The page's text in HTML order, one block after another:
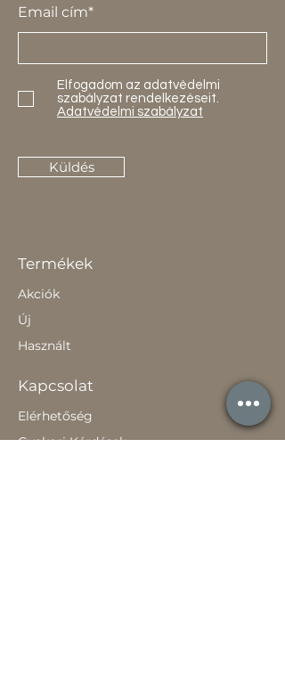
Email cím*
Elfogadom az adatvédelmi
szabályzat rendelkezéseit.
Adatvédelmi szabályzat
Küldés
Termékek
Akciók
Új
Használt
Kapcsolat
Elérhetőség
Gyakori Kérdések